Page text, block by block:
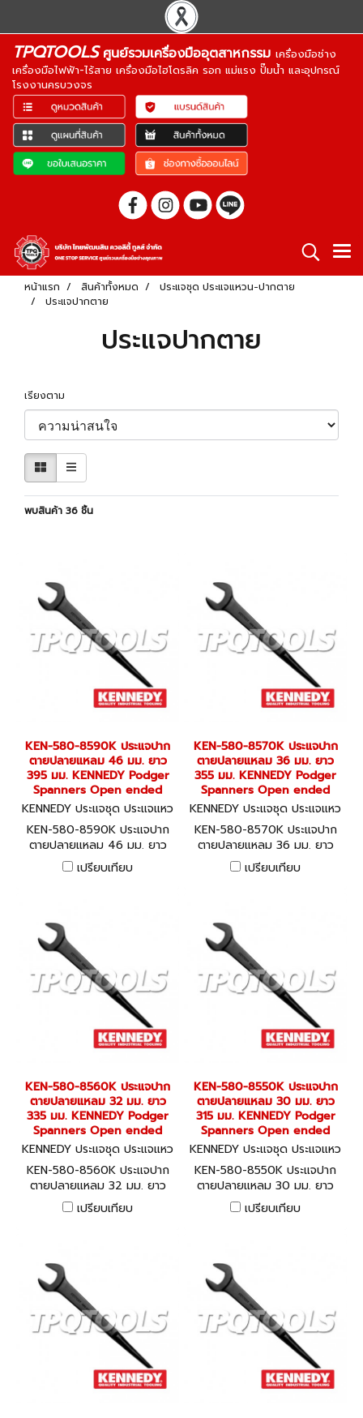
TPQTOOLSศูนย์รวมเครื่องมืออุตสาหกรรม เครื่องมือช่าง
เครื่องมือไฟฟ้า-ไร้สาย เครื่องมือไฮโดรลิค รอก แม่แรง ปั๊มน้ำ และอุปกรณ์
โรงงานครบวงจร
หน้าแรก สินค้าทั้งหมด
ประแจชุด ประแจแหวน-ปากตาย
ประแจปากตาย
ประแจปากตาย
เรียงตาม
พบสินค้า 36 ชิ้น
KEN-580-8590K ประแจปาก
ตายปลายแหลม 46 มม. ยาว
395 มม. KENNEDY Podger
Spanners Open ended
KENNEDY ประแจชุด ประแจแหว
น-ปากตาย KEN-580-8590K
KEN-580-8590K ประแจปาก
ตายปลายแหลม 46 มม. ยาว
395 มม. KENNEDY Podger
Spanners Open ended
เปรียบเทียบ
KEN-580-8570K ประแจปาก
ตายปลายแหลม 36 มม. ยาว
355 มม. KENNEDY Podger
Spanners Open ended
KENNEDY ประแจชุด ประแจแหว
น-ปากตาย KEN-580-8570K
KEN-580-8570K ประแจปาก
ตายปลายแหลม 36 มม. ยาว
355 มม. KENNEDY Podger
Spanners Open ended
เปรียบเทียบ
KEN-580-8560K ประแจปาก
ตายปลายแหลม 32 มม. ยาว
335 มม. KENNEDY Podger
Spanners Open ended
KENNEDY ประแจชุด ประแจแหว
น-ปากตาย KEN-580-8560K
KEN-580-8560K ประแจปาก
ตายปลายแหลม 32 มม. ยาว
335 มม. KENNEDY Podger
Spanners Open ended
เปรียบเทียบ
KEN-580-8550K ประแจปาก
ตายปลายแหลม 30 มม. ยาว
315 มม. KENNEDY Podger
Spanners Open ended
KENNEDY ประแจชุด ประแจแหว
น-ปากตาย KEN-580-8550K
KEN-580-8550K ประแจปาก
ตายปลายแหลม 30 มม. ยาว
315 มม. KENNEDY Podger
Spanners Open ended
เปรียบเทียบ